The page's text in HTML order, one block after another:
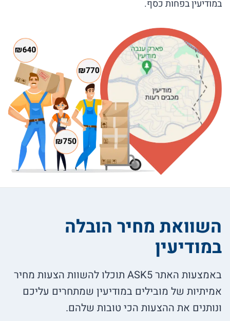
במודיעין בפחות כסף.
השוואת מחיר הובלה
במודיעין
באמצעות האתר ASK5 תוכלו להשוות הצעות מחיר
אמיתיות של מובילים במודיעין שמתחרים עליכם
ונותנים את ההצעות הכי טובות שלהם.